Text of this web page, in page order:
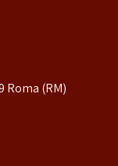
Roma (RM)